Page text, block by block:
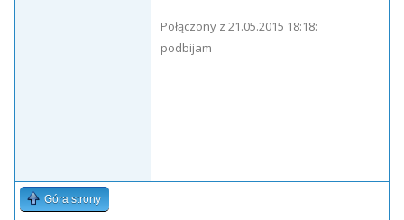
Połączony z 21.05.2015 18:18:
podbijam
Góra strony